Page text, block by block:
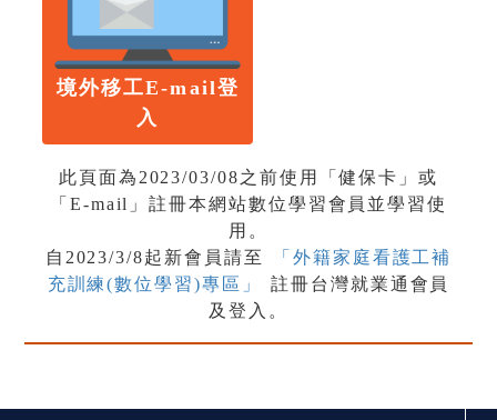
境外移工E-mail登
入
此頁面為2023/03/08之前使用「健保卡」或
「E-mail」註冊本網站數位學習會員並學習使
用。
自2023/3/8起新會員請至
「外籍家庭看護工補
充訓練(數位學習)專區」註冊台灣就業通會員
及登入。